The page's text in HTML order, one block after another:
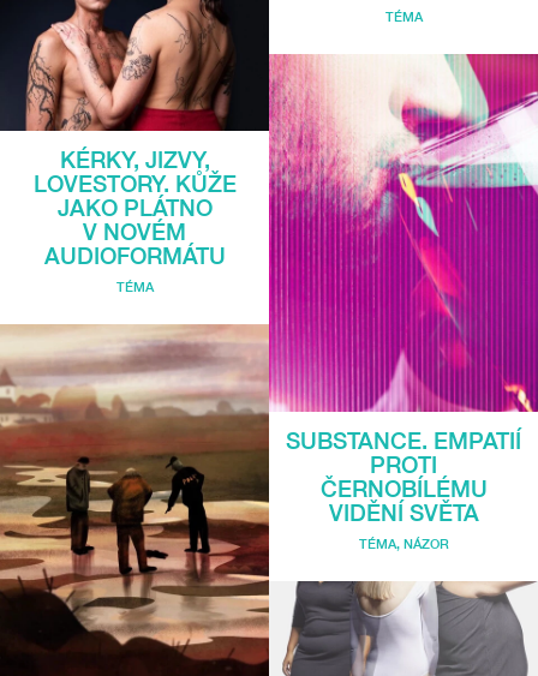
KÉRKY, JIZVY,
LOVESTORY. KŮŽE
JAKO PLÁTNO
V NOVÉM
AUDIOFORMÁTU
TÉMA
TÉMA
SUBSTANCE. EMPATIÍ
PROTI
ČERNOBÍLÉMU
VIDĚNÍ SVĚTA
TÉMA, NÁZOR